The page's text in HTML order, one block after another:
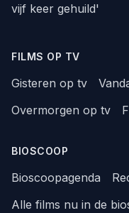
vijf keer gehuild'
FILMS OP TV
Gisteren op tv
Overmorgen op tv
BIOSCOOP
Bioscoopagenda
Alle films nu in de